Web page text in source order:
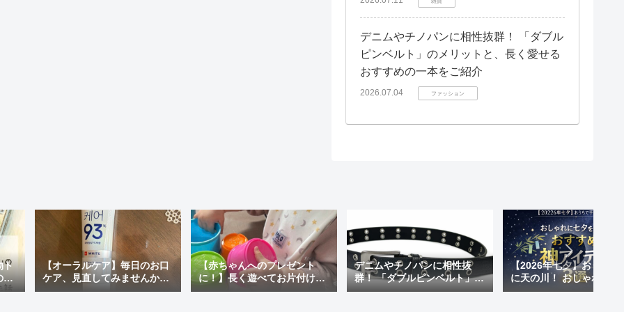
デニムやチノパンに相性抜群！ 「ダブル
ピンベルト」のメリットと、長く愛せる
おすすめの一本をご紹介
2026.07.04 ファッション
ト
最
い
【オーラルケア】毎日のお口
ケア、見直してみませんか？
おすすめの市販歯磨き粉＆韓
【赤ちゃんへのプレゼント
に！】長く遊べてお片付けも
ラクチン♪「アンパンマン 天
デニムやチノパンに相性抜
群！ 「ダブルピンベルト」の
メリットと、長く愛せるおす
【2026年七夕】おうちで
に天の川！ おしゃれに七
楽しむ「おすすめ神アイ